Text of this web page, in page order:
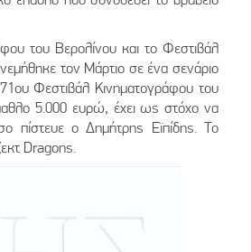
του Βερολίνου και το Φεστιβάλ
τον Μάρτιο σε ένα σενάριο
Φεστιβάλ Κινηματογράφου του
5.000 ευρώ, έχει ως στόχο να
πίστευε ο Δημήτρης Εϊπίδης. Το
Dragons.